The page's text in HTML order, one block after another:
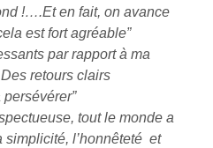
!….Et en fait, on avance
est fort agréable”
par rapport à ma
Des retours clairs
persévérer”
tout le monde a
l’honnêteté et